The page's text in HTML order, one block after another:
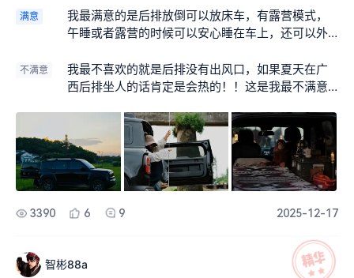
可跑270公里以上，也能满足我们家短途出行需求，
即便是带娃出游也很从容。二、存在问题（2个待优
化点）1、高速行驶能耗偏高。高速上一旦提速至12
0km/h以上，电量消耗明显加快。我们去湛江乌石
镇途中全程开空调、载五人，中途充电两次才勉强
抵达，说明高速续航仍有提升空间。2、隔音效果一
般，风噪较明显。高速行驶时胎噪和风噪较为突
出，车内静谧性不如预期，影响驾乘舒适感。3、电
池管理系统需更智能。电量显示有时不够精准，例
如出发时满电，但高速行驶后剩余电量预估偏差较
大，建议优化算法以提升准确性。而且充电基础设
显现。虽然市区补能方便，但在偏远地区或临时出
的评价，是一款非常适合城市家庭使用的纯电小
车，它兼顾了颜值、智能与经济性。虽然在高速续
满意
我最满意的是后排放倒可以放床车，有露营模式，
午睡或者露营的时候可以安心睡在车上，还可以外
不满意
我最不喜欢的就是后排没有出风口，如果夏天在广
西后排坐人的话肯定是会热的！！这是我最不满意
3390 6 9 2025-12-17
智彬88a